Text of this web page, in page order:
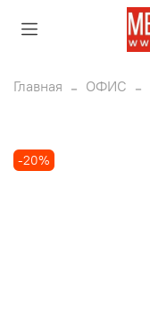
Главная ОФИС
-20%